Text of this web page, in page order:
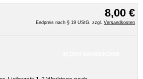
8,00 €
Endpreis nach § 19 UStG. zzgl. Versandkosten